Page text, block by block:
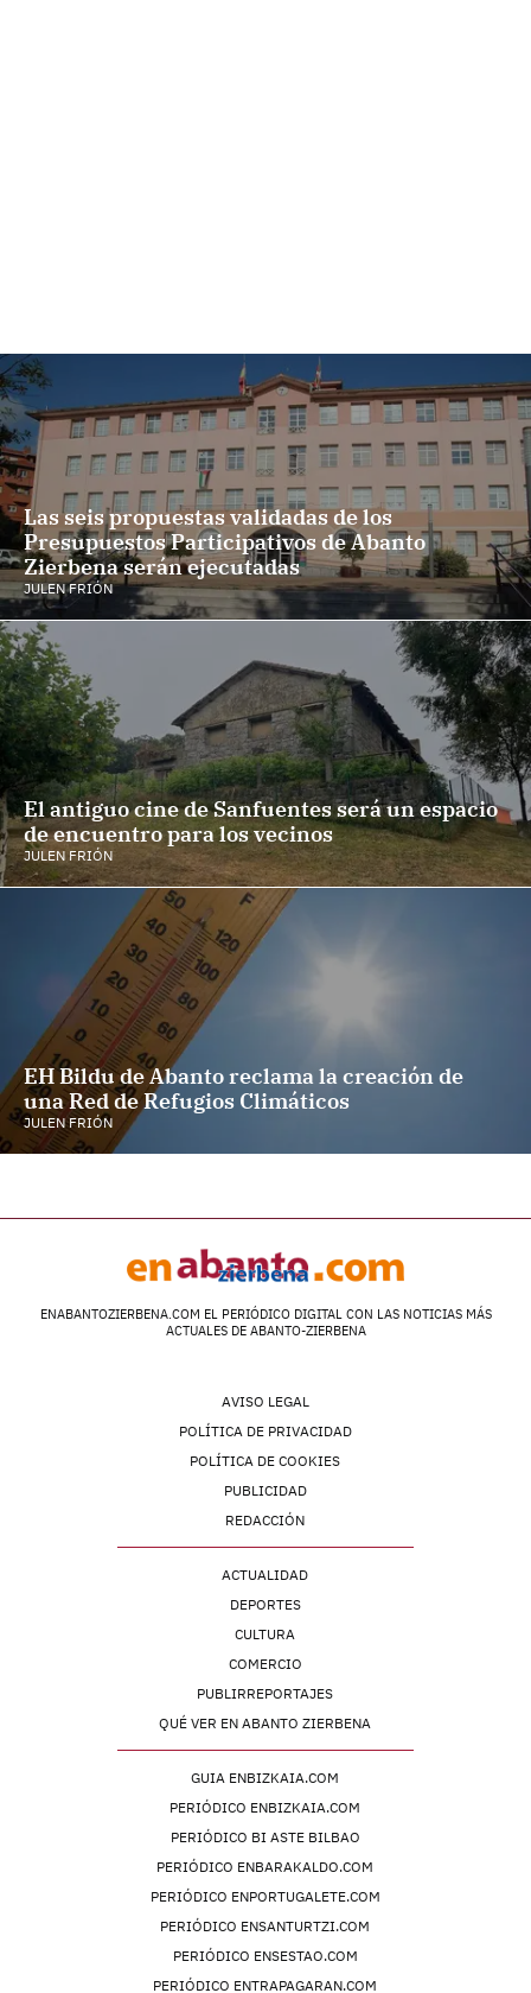
Las seis propuestas validadas de los
Presupuestos Participativos de Abanto
Zierbena serán ejecutadas
JULEN FRIÓN
El antiguo cine de Sanfuentes será un espacio
de encuentro para los vecinos
JULEN FRIÓN
EH Bildu de Abanto reclama la creación de
una Red de Refugios Climáticos
JULEN FRIÓN
ENABANTOZIERBENA.COM EL PERIÓDICO DIGITAL CON LAS NOTICIAS MÁS
ACTUALES DE ABANTO-ZIERBENA
AVISO LEGAL
POLÍTICA DE PRIVACIDAD
POLÍTICA DE COOKIES
PUBLICIDAD
REDACCIÓN
ACTUALIDAD
DEPORTES
CULTURA
COMERCIO
PUBLIRREPORTAJES
QUÉ VER EN ABANTO ZIERBENA
GUIA ENBIZKAIA.COM
PERIÓDICO ENBIZKAIA.COM
PERIÓDICO BI ASTE BILBAO
PERIÓDICO ENBARAKALDO.COM
PERIÓDICO ENPORTUGALETE.COM
PERIÓDICO ENSANTURTZI.COM
PERIÓDICO ENSESTAO.COM
PERIÓDICO ENTRAPAGARAN.COM